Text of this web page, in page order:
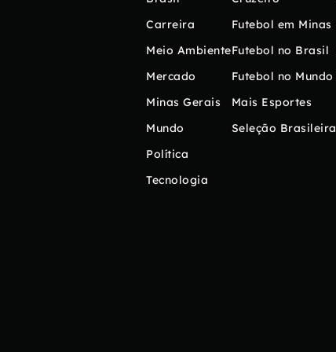
Carreira
Meio Ambiente
Mercado
Minas Gerais
Mundo
Política
Tecnologia
Futebol em Minas
Futebol no Brasil
Futebol no Mundo
Mais Esportes
Seleção Brasileira